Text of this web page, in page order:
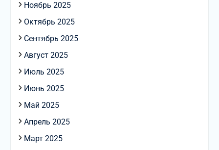
Ноябрь 2025
Октябрь 2025
Сентябрь 2025
Август 2025
Июль 2025
Июнь 2025
Май 2025
Апрель 2025
Март 2025